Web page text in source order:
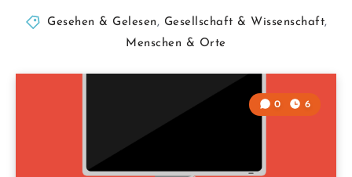
Gesehen & Gelesen , Gesellschaft & Wissenschaft,
Menschen & Orte
0 6